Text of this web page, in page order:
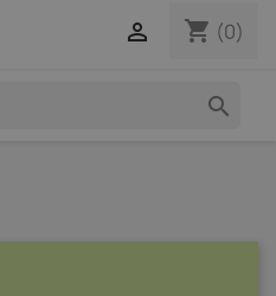
shopping_cart (0)

